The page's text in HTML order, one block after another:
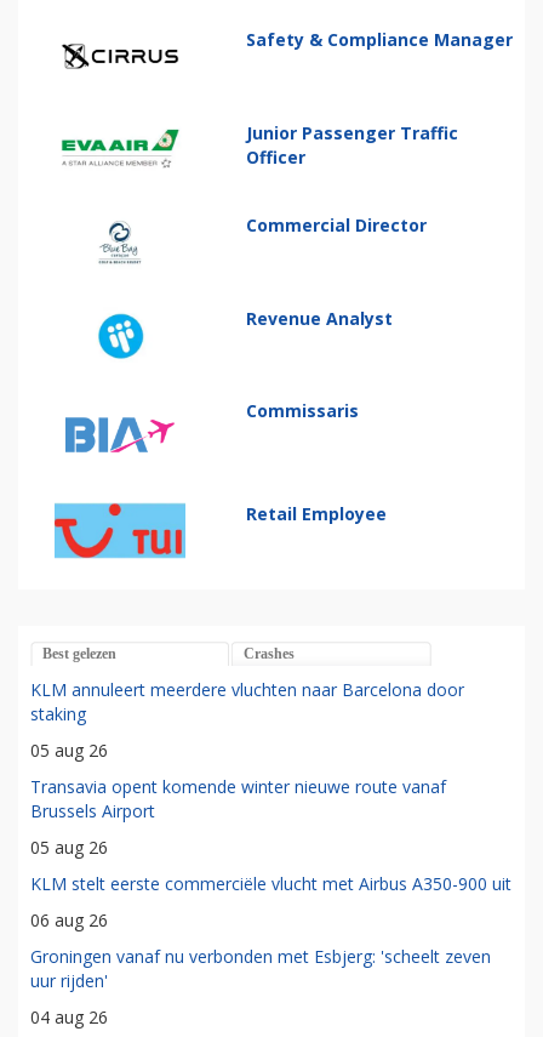
Safety & Compliance Manager
Junior Passenger Traffic
Officer
Commercial Director
Revenue Analyst
Commissaris
Retail Employee
Best gelezen Crashes
KLM annuleert meerdere vluchten naar Barcelona door
staking
05 aug 26
Transavia opent komende winter nieuwe route vanaf
Brussels Airport
05 aug 26
KLM stelt eerste commerciële vlucht met Airbus A350-900 uit
06 aug 26
Groningen vanaf nu verbonden met Esbjerg: 'scheelt zeven
uur rijden'
04 aug 26